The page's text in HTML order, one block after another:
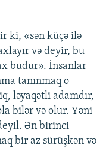
ki, «sən küçə ilə
və deyir, bu
budur». İnsanlar
tanınmaq o
ləyaqətli adamdır,
bilər və olur. Yəni
Ən birinci
bir az sürüşkən və